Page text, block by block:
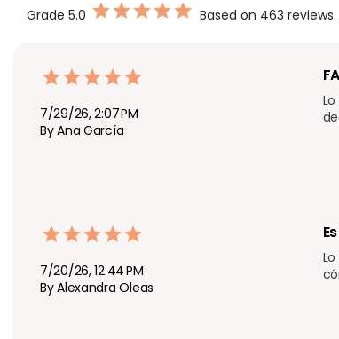
Grade 5.0 Based on 463 reviews.
7/29/26, 2:07 PM
By Ana García
7/20/26, 12:44 PM
By Alexandra Oleas